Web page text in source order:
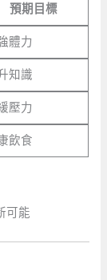
預期目標
體力
知識
壓力
飲食
可能